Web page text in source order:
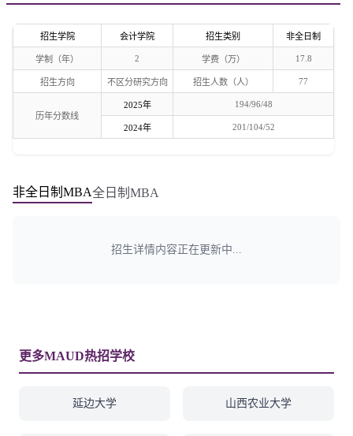
招生学院 会计学院 招生类别 非全日制
学制（年） 2 学费（万） 17.8
招生方向 不区分研究方向 招生人数（人） 77
历年分数线
2025年 194/96/48
2024年 201/104/52
非全日制MBA全日制MBA
招生详情内容正在更新中...
更多MAUD热招学校
延边大学 山西农业大学